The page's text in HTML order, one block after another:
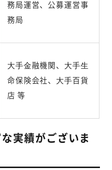
務局運営、公募運営事
務局
⼤⼿⾦融機関、⼤⼿⽣
命保険会社、⼤⼿百貨
店 等
実績がございま